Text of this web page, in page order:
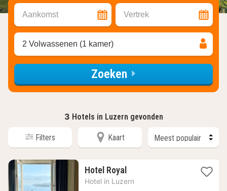
Aankomst Vertrek
2 Volwassenen (1 kamer)
Zoeken
3 Hotels in Luzern gevonden
Filters Kaart
Hotel Royal1
nacht
Hotel in Luzern